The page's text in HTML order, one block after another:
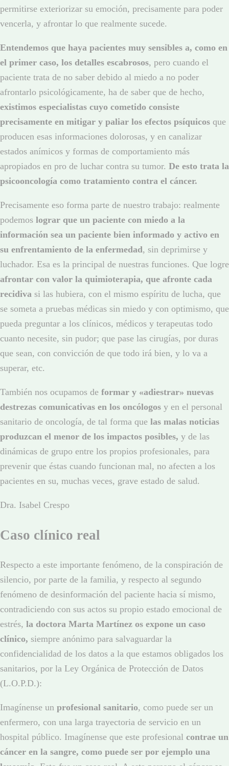
permitirse exteriorizar su emoción, precisamente para poder
vencerla, y afrontar lo que realmente sucede.
Entendemos que haya pacientes muy sensibles a, como en
el primer caso, los detalles escabrosos, pero cuando el
paciente trata de no saber debido al miedo a no poder
afrontarlo psicológicamente, ha de saber que de hecho,
existimos especialistas cuyo cometido consiste
precisamente en mitigar y paliar los efectos psíquicos que
producen esas informaciones dolorosas, y en canalizar
estados anímicos y formas de comportamiento más
apropiados en pro de luchar contra su tumor. De esto trata la
psicooncología como tratamiento contra el cáncer.
Precisamente eso forma parte de nuestro trabajo: realmente
podemos lograr que un paciente con miedo a la
información sea un paciente bien informado y activo en
su enfrentamiento de la enfermedad, sin deprimirse y
luchador. Esa es la principal de nuestras funciones. Que logre
afrontar con valor la quimioterapia, que afronte cada
recidiva si las hubiera, con el mismo espíritu de lucha, que
se someta a pruebas médicas sin miedo y con optimismo, que
pueda preguntar a los clínicos, médicos y terapeutas todo
cuanto necesite, sin pudor; que pase las cirugías, por duras
que sean, con convicción de que todo irá bien, y lo va a
superar, etc.
También nos ocupamos de formar y «adiestrar» nuevas
destrezas comunicativas en los oncólogos y en el personal
sanitario de oncología, de tal forma que las malas noticias
produzcan el menor de los impactos posibles, y de las
dinámicas de grupo entre los propios profesionales, para
prevenir que éstas cuando funcionan mal, no afecten a los
pacientes en su, muchas veces, grave estado de salud.
Dra. Isabel Crespo
Caso clínico real
Respecto a este importante fenómeno, de la conspiración de
silencio, por parte de la familia, y respecto al segundo
fenómeno de desinformación del paciente hacia sí mismo,
contradiciendo con sus actos su propio estado emocional de
estrés, la doctora Marta Martínez os expone un caso
clínico, siempre anónimo para salvaguardar la
confidencialidad de los datos a la que estamos obligados los
sanitarios, por la Ley Orgánica de Protección de Datos
(L.O.P.D.):
Imagínense un profesional sanitario, como puede ser un
enfermero, con una larga trayectoria de servicio en un
hospital público. Imagínense que este profesional contrae un
cáncer en la sangre, como puede ser por ejemplo una